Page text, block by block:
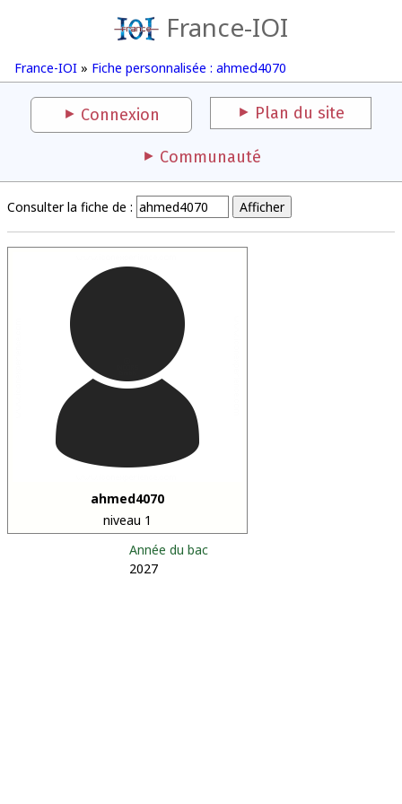
France-IOI
France-IOI » Fiche personnalisée : ahmed4070
Connexion Plan du site
Communauté
Consulter la fiche de :
ahmed4070
niveau 1
Année du bac
2027